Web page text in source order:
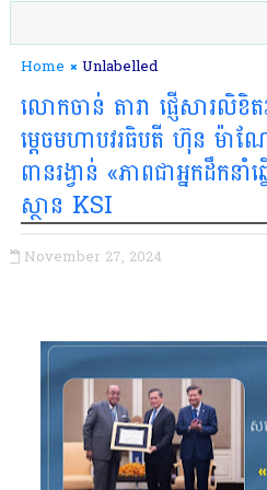
Home Unlabelled
លោកចាន់ តារា ផ្ញើសារលិ
ម្តេចមហាបវរធិបតី ហ៊ុន ម៉ា
ពានរង្វាន់ «ភាពជាអ្នកដឹកន
ស្ថាន KSI
November 27, 2024